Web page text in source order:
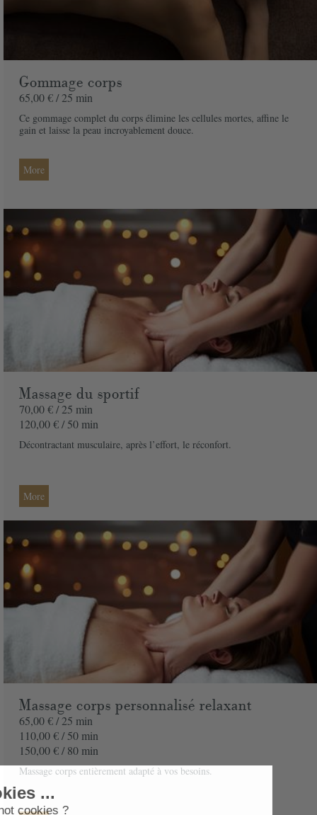
De la part de
Commandez votre bon cadeau maintenant et recevez-le par mail sous 1 à 3
jours ouvrés
PAYER
Gommage corps
65,00 € /25 min
Ce gommage complet du corps élimine les cellules mortes, affine le
gain et laisse la peau incroyablement douce.
More
Massage du sportif
70,00 € /25 min
120,00 € /50 min
Décontractant musculaire, après l’effort, le réconfort.
More
Massage corps personnalisé relaxant
65,00 € /25 min
110,00 € /50 min
150,00 € /80 min
Massage corps entièrement adapté à vos besoins.
Cookies ...
... or not cookies ?